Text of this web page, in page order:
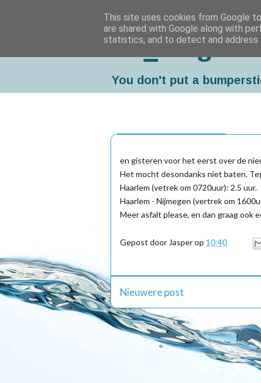
Da_Blog
You don't put a
en gisteren voor het eerst over de
Het mocht desondanks niet baten.
Haarlem (vetrek om 0720uur): 2.5 uur.
Haarlem - Nijmegen (vertrek om
Meer asfalt please, en dan graag ook
Gepost door Jasperop 10:40
Nieuwere post
This site uses cookies from Google
are shared with Google along with
statistics, and to detect and address